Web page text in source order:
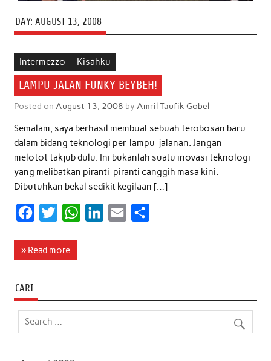
DAY: AUGUST 13, 2008
Intermezzo Kisahku
LAMPU JALAN FUNKY BEYBEH!
Posted on August 13, 2008 by Amril Taufik Gobel
Semalam, saya berhasil membuat sebuah terobosan baru
dalam bidang teknologi per-lampu-jalanan. Jangan
melotot takjub dulu. Ini bukanlah suatu inovasi teknologi
yang melibatkan piranti-piranti canggih masa kini.
Dibutuhkan bekal sedikit kegilaan […]
c
o
o
i
e
W
A
d
» Read more
CARI